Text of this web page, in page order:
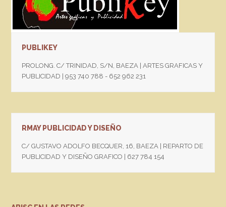
PUBLIKEY
PROLONG. C/ TRINIDAD, S/N, BAEZA | ARTES GRAFICAS Y
PUBLICIDAD | 953 740 788 - 652 962 231
RMAY PUBLICIDAD Y DISEÑO
C/ GUSTAVO ADOLFO BECQUER, 16, BAEZA | REPARTO DE
PUBLICIDAD Y DISEÑO GRAFICO | 627 784 154